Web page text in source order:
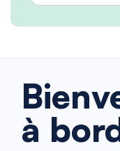
à